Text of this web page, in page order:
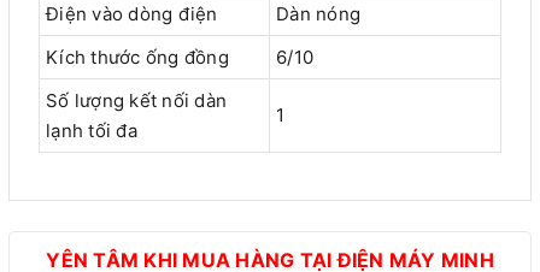
Điện vào dòng điện
Dàn nóng
Kích thước ống đồng
6/10
Số lượng kết nối dàn
lạnh tối đa
1
YÊN TÂM KHI MUA HÀNG TẠI ĐIỆN MÁY MINH